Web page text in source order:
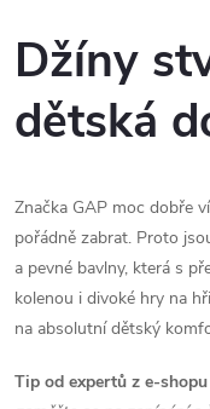
d
a
c
p
r
v
k
á
n
k
o
á
n
í
Džíny
dětská
Značka GAP moc dobře
pořádně zabrat. Proto
a pevné bavlny, která s
kolenou i divoké hry na
na absolutní dětský
Tip od expertů z e-